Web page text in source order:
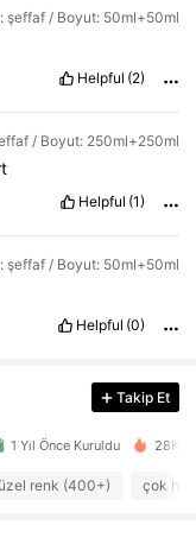
şeffaf / Boyut: 50ml+50ml
Helpful (2)
/ Boyut: 250ml+250ml
Helpful (1)
şeffaf / Boyut: 50ml+50ml
Helpful (0)
Takip Et
1 Yıl Önce Kuruldu 28K+
renk (400+) çok